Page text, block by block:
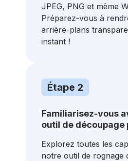
JPEG, PNG et même
Préparez-vous à
arrière-plans
instant !
Étape 2
Familiarisez-vous
outil de découpage
Explorez toutes les
notre outil de rognage